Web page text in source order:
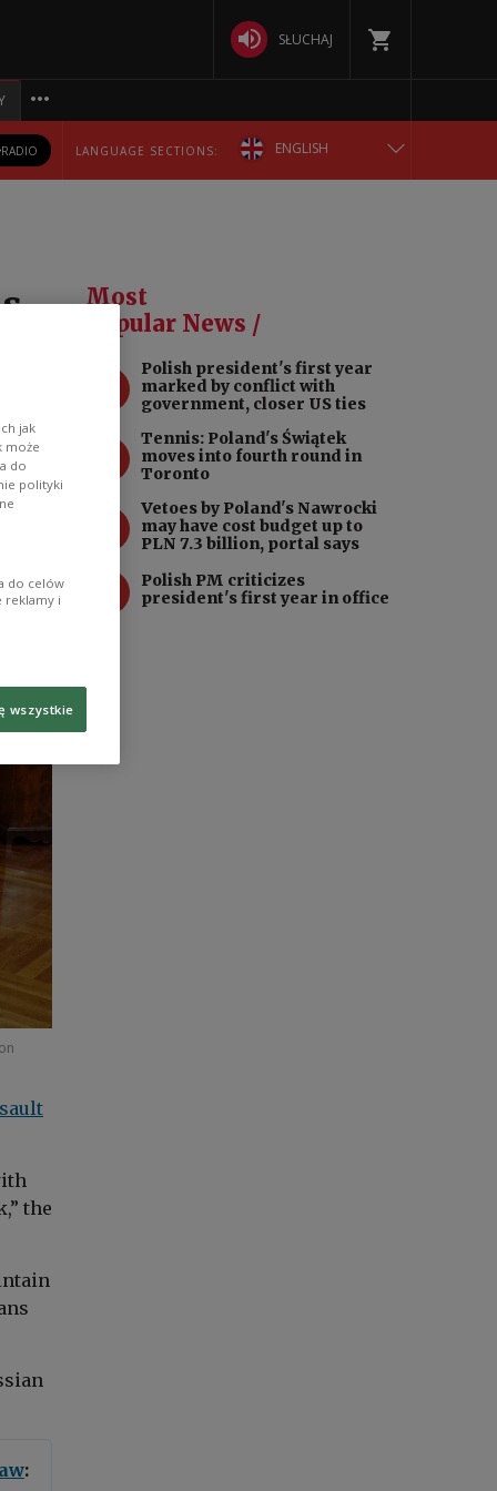
SŁUCHAJ
RADIO LANGUAGE SECTIONS: ENGLISH
РУССКИЙ
УКРАЇНСЬКА
the
the
:
Most
Popular News /
Polish president's first year
marked by conflict with
government, closer US ties
Tennis: Poland's Świątek
moves into fourth round in
Toronto
Vetoes by Poland's Nawrocki
may have cost budget up to
PLN 7.3 billion, portal says
Polish PM criticizes
president's first year in office
jak
może
do
polityki
do celów
reklamy i
wszystkie